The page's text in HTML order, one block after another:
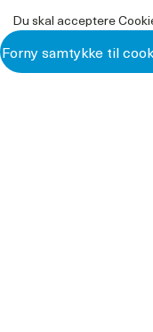
Du skal acceptere
Forny samtykke til